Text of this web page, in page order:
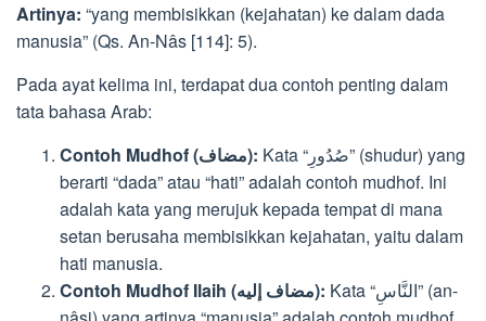
Artinya: “yang membisikkan (kejahatan) ke dalam dada
manusia” (Qs. An-Nâs [114]: 5).
Pada ayat kelima ini, terdapat dua contoh penting dalam
tata bahasa Arab:
Contoh Mudhof (مضاف): Kata “صُدُورِ” (shudur) yang
berarti “dada” atau “hati” adalah contoh mudhof. Ini
adalah kata yang merujuk kepada tempat di mana
setan berusaha membisikkan kejahatan, yaitu dalam
hati manusia.
Contoh Mudhof Ilaih (مضاف إليه): Kata “النَّاسِ” (an-